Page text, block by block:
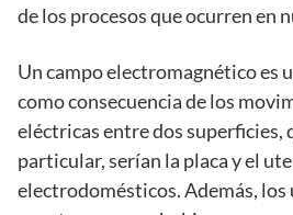
de los procesos que ocurren en
Un campo electromagnético es
como consecuencia de los
eléctricas entre dos superficies,
particular, serían la placa y el
electrodomésticos. Además, los